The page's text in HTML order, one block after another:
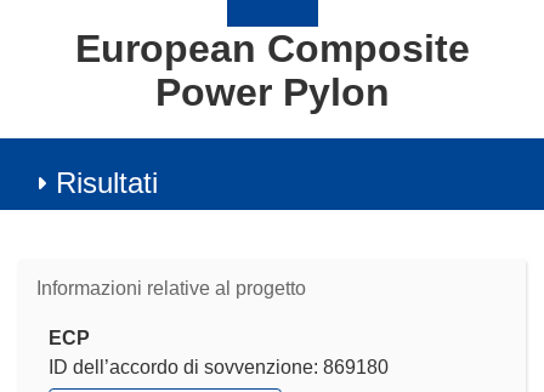
European Composite
Power Pylon
Risultati
Informazioni relative al progetto
ECP
ID dell’accordo di sovvenzione: 869180